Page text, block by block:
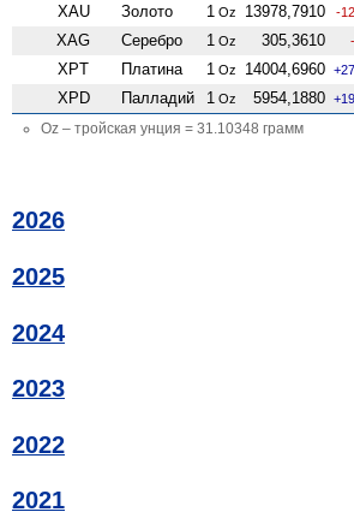
XAU
Золото 1 Oz 13978,7910 -
XAG Серебро 1 Oz 305,3610
XPT Платина 1 Oz 14004,6960
XPD Палладий 1 Oz 5954,1880
Oz – тройская унция = 31.10348 грамм
2026
2025
2024
2023
2022
2021